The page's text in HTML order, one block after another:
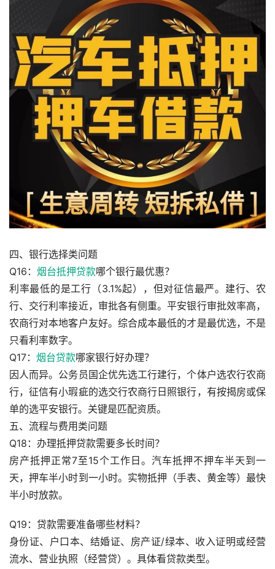
四、银行选择类问题
Q16： 烟台抵押贷款哪个银行最优惠？
利率最低的是工行（3.1%起），但对征信最严。建行、农
行、交行利率接近，审批各有侧重。平安银行审批效率高，
农商行对本地客户友好。综合成本最低的才是最优选，不是
只看利率数字。
Q17： 烟台贷款哪家银行好办理？
因人而异。公务员国企优先选工行建行，个体户选农行农商
行，征信有小瑕疵的选交行农商行日照银行，有按揭房或保
单的选平安银行。关键是匹配资质。
五、流程与费用类问题
Q18：办理抵押贷款需要多长时间？
房产抵押正常7至15个工作日。汽车抵押不押车半天到一
天，押车半小时到一小时。实物抵押（手表、黄金等）最快
半小时放款。
Q19：贷款需要准备哪些材料？
身份证、户口本、结婚证、房产证/绿本、收入证明或经营
流水、营业执照（经营贷）。具体看贷款类型。